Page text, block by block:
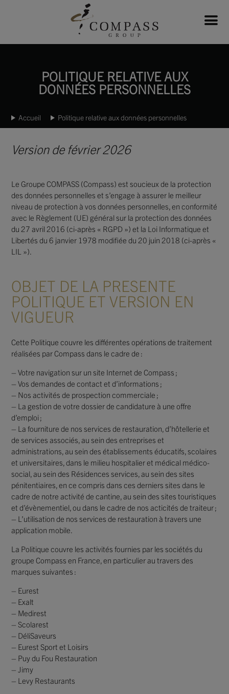
POLITIQUE RELATIVE AUX
DONNÉES PERSONNELLES
Accueil Politique relative aux données personnelles
Version de février 2026
Le Groupe COMPASS (Compass) est soucieux de la protection
des données personnelles et s’engage à assurer le meilleur
niveau de protection à vos données personnelles, en conformité
avec le Règlement (UE) général sur la protection des données
du 27 avril 2016 (ci-après « RGPD ») et la Loi Informatique et
Libertés du 6 janvier 1978 modifiée du 20 juin 2018 (ci-après «
LIL »).
OBJET DE LA PRESENTE
POLITIQUE ET VERSION EN
VIGUEUR
Cette Politique couvre les différentes opérations de traitement
réalisées par Compass dans le cadre de :
– Votre navigation sur un site Internet de Compass ;
– Vos demandes de contact et d’informations ;
– Nos activités de prospection commerciale ;
– La gestion de votre dossier de candidature à une offre
d’emploi ;
– La fourniture de nos services de restauration, d’hôtellerie et
de services associés, au sein des entreprises et
administrations, au sein des établissements éducatifs, scolaires
et universitaires, dans le milieu hospitalier et médical médico-
social, au sein des Résidences services, au sein des sites
pénitentiaires, en ce compris dans ces derniers sites dans le
cadre de notre activité de cantine, au sein des sites touristiques
et d’évènementiel, ou dans le cadre de nos acticités de traiteur ;
– L’utilisation de nos services de restauration à travers une
application mobile.
La Politique couvre les activités fournies par les sociétés du
groupe Compass en France, en particulier au travers des
marques suivantes :
– Eurest
– Exalt
– Medirest
– Scolarest
– DéliSaveurs
– Eurest Sport et Loisirs
– Puy du Fou Restauration
– Jimy
– Levy Restaurants